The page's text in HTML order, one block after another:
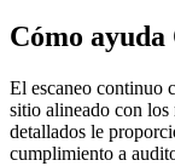
Cómo
El escaneo continuo
sitio alineado con
detallados le
cumplimiento a